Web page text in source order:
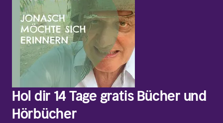
Hol dir 14 Tage gratis Bücher und
Hörbücher